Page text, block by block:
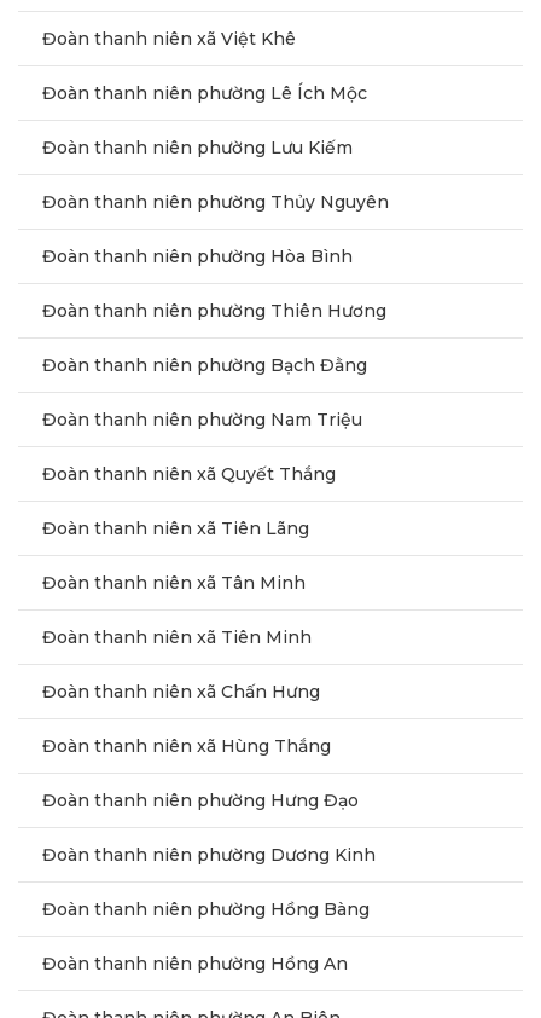
Đoàn thanh niên xã Việt Khê
Đoàn thanh niên phường Lê Ích Mộc
Đoàn thanh niên phường Lưu Kiếm
Đoàn thanh niên phường Thủy Nguyên
Đoàn thanh niên phường Hòa Bình
Đoàn thanh niên phường Thiên Hương
Đoàn thanh niên phường Bạch Đằng
Đoàn thanh niên phường Nam Triệu
Đoàn thanh niên xã Quyết Thắng
Đoàn thanh niên xã Tiên Lãng
Đoàn thanh niên xã Tân Minh
Đoàn thanh niên xã Tiên Minh
Đoàn thanh niên xã Chấn Hưng
Đoàn thanh niên xã Hùng Thắng
Đoàn thanh niên phường Hưng Đạo
Đoàn thanh niên phường Dương Kinh
Đoàn thanh niên phường Hồng Bàng
Đoàn thanh niên phường Hồng An